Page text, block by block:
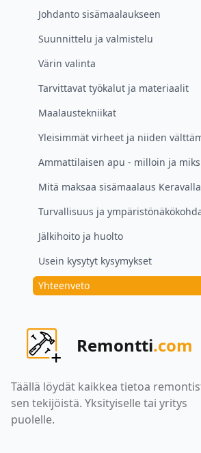
Johdanto sisämaalaukseen
Suunnittelu ja valmistelu
Värin valinta
Tarvittavat työkalut ja materiaalit
Maalaustekniikat
Yleisimmät virheet ja niiden
Ammattilaisen apu - milloin ja
Mitä maksaa sisämaalaus
Turvallisuus ja
Jälkihoito ja huolto
Usein kysytyt kysymykset
Yhteenveto
Remontti.com
Täällä löydät kaikkea tietoa
sen tekijöistä. Yksityiselle tai yritys
puolelle.